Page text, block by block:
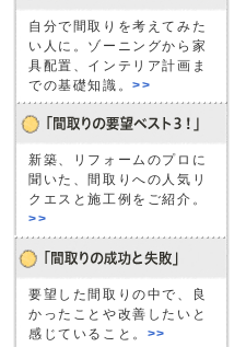
自分で間取りを考えてみた
い人に。ゾーニングから家
具配置、インテリア計画ま
での基礎知識。>>
新築、リフォームのプロに
聞いた、間取りへの人気リ
クエスと施工例をご紹介。
>>
要望した間取りの中で、良
かったことや改善したいと
感じていること。 >>